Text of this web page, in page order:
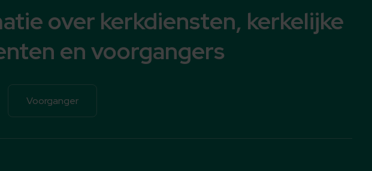
over kerkdiensten, kerkelijke
en voorgangers
Voorganger